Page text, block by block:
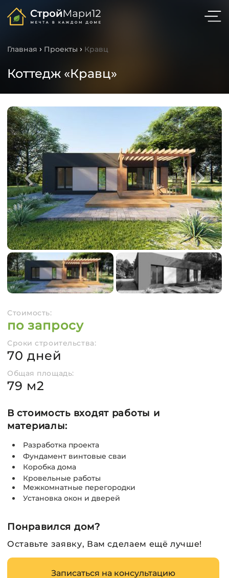
Главная › Проекты › Кравц
Коттедж «Кравц»
Стоимость:
по запросу
Сроки строительства:
70 дней
Общая площадь:
79 м2
В стоимость входят работы и
материалы:
Разработка проекта
Фундамент винтовые сваи
Коробка дома
Кровельные работы
Межкомнатные перегородки
Установка окон и дверей
Понравился дом?
Оставьте заявку, Вам сделаем ещё лучше!
Записаться на консультацию